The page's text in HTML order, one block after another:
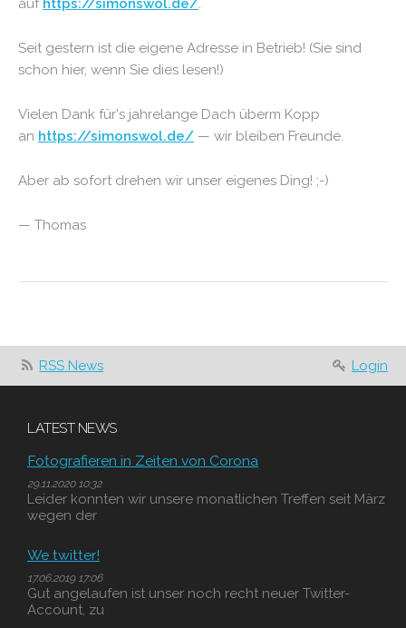
auf https://simonswol.de/.
Seit gestern ist die eigene Adresse in Betrieb! (Sie sind
schon hier, wenn Sie dies lesen!)
Vielen Dank für's jahrelange Dach überm Kopp
an https://simonswol.de/ — wir bleiben Freunde.
Aber ab sofort drehen wir unser eigenes Ding! ;-)
— Thomas
Login
RSS News
LATEST NEWS
Fotografieren in Zeiten von Corona
29.11.2020 10:32
Leider konnten wir unsere monatlichen Treffen seit März
wegen der
We twitter!
17.06.2019 17:06
Gut angelaufen ist unser noch recht neuer Twitter-
Account, zu